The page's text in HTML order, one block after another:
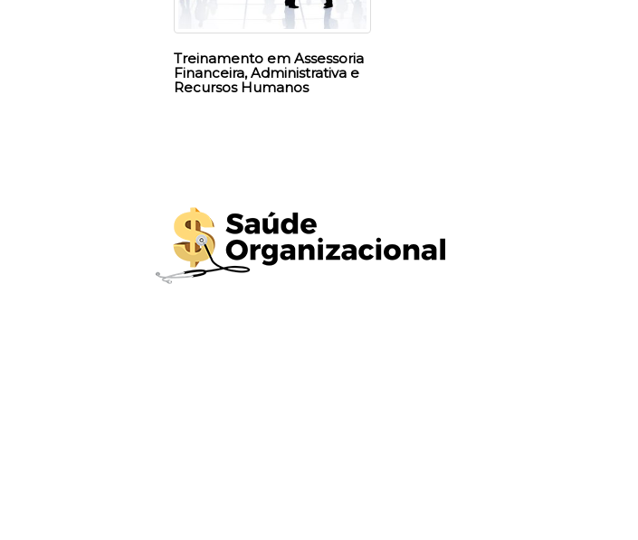
Treinamento em Assessoria
Financeira, Administrativa e
Recursos Humanos